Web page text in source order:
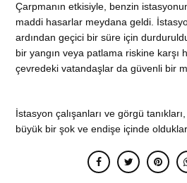
Çarpmanın etkisiyle, benzin
maddi hasarlar meydana geldi.
ardından geçici bir süre için
bir yangın veya patlama riskine karşı
çevredeki vatandaşlar da güvenli bir
İstasyon çalışanları ve görgü
büyük bir şok ve endişe içinde